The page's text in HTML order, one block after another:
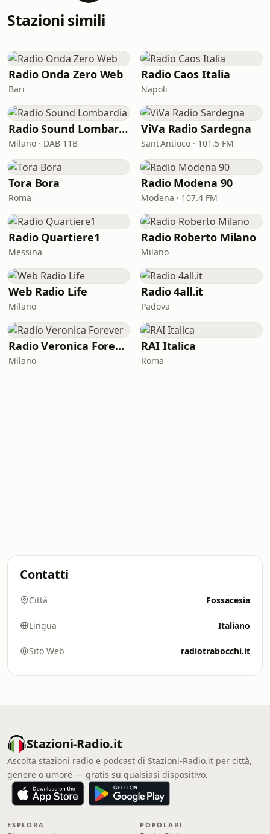
Stazioni simili
Radio Onda Zero Web
Bari
Radio Caos Italia
Napoli
Radio Sound Lombardia
Milano · DAB 11B
ViVa Radio Sardegna
Sant'Antioco · 101.5 FM
Tora Bora
Roma
Radio Modena 90
Modena · 107.4 FM
Radio Quartiere1
Messina
Radio Roberto Milano
Milano
Web Radio Life
Milano
Radio 4all.it
Padova
Radio Veronica Forever
Milano
RAI Italica
Roma
Contatti
Città Fossacesia
Lingua Italiano
Sito Web radiotrabocchi.it
Stazioni-Radio.it
Ascolta stazioni radio e podcast di Stazioni-Radio.it per città,
genere o umore — gratis su qualsiasi dispositivo.
ESPLORA POPOLARI